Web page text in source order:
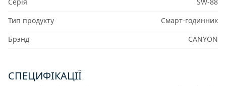
Тип продукту
Смарт-годинник
Брэнд
CANYON
СПЕЦИФІКАЦІЇ